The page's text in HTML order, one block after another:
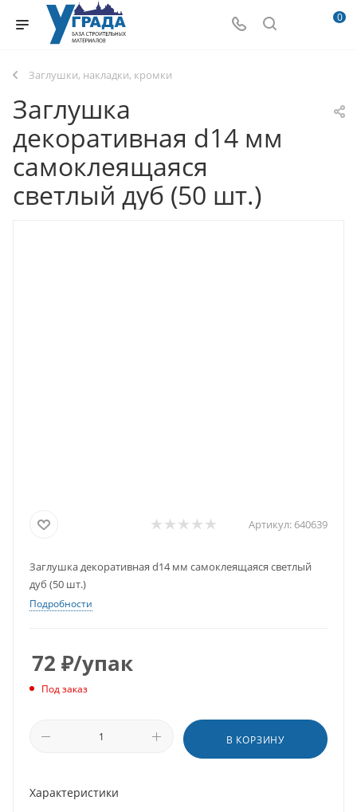
0
Заглушки, накладки, кромки
Заглушка
декоративная d14 мм
самоклеящаяся
светлый дуб (50 шт.)
Артикул: 640639
Заглушка декоративная d14 мм самоклеящаяся светлый
дуб (50 шт.)
Подробности
72 ₽/упак
Под заказ
В КОРЗИНУ
Характеристики